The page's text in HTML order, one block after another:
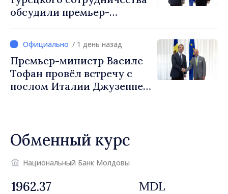
обсудили премьер-
посол Турции Уйгар
Мустафа Сертел/ 1 день назад
Премьер-министр Василе
Тофан провёл встречу с
послом Италии Джузеппе
Обменный курс
Национальный Банк Молдовы
MDL